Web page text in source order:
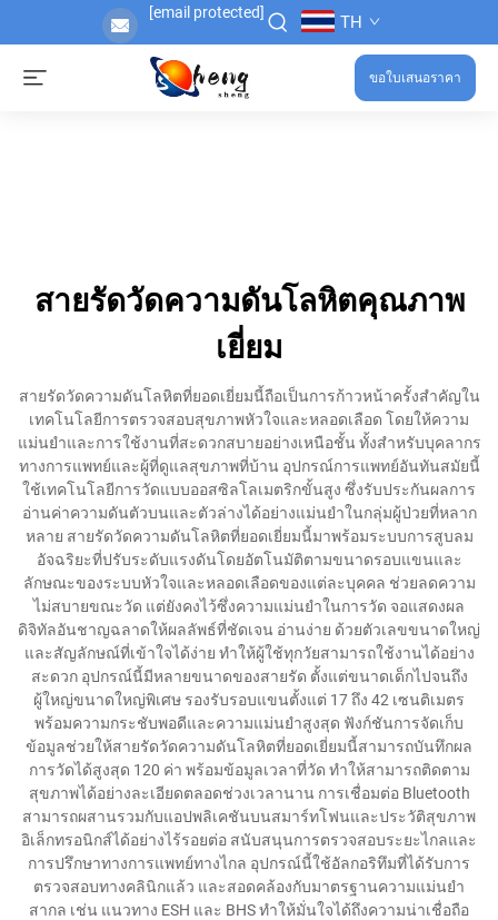
[email protected] TH
ขอใบเสนอราคา
สายรัดวัดความดันโลหิตคุณภาพ
เยี่ยม
สายรัดวัดความดันโลหิตที่ยอดเยี่ยมนี้ถือเป็นการก้าวหน้าครั้งสำคัญใน
เทคโนโลยีการตรวจสอบสุขภาพหัวใจและหลอดเลือด โดยให้ความ
แม่นยำและการใช้งานที่สะดวกสบายอย่างเหนือชั้น ทั้งสำหรับบุคลากร
ทางการแพทย์และผู้ที่ดูแลสุขภาพที่บ้าน อุปกรณ์การแพทย์อันทันสมัยนี้
ใช้เทคโนโลยีการวัดแบบออสซิลโลเมตริกขั้นสูง ซึ่งรับประกันผลการ
อ่านค่าความดันตัวบนและตัวล่างได้อย่างแม่นยำในกลุ่มผู้ป่วยที่หลาก
หลาย สายรัดวัดความดันโลหิตที่ยอดเยี่ยมนี้มาพร้อมระบบการสูบลม
อัจฉริยะที่ปรับระดับแรงดันโดยอัตโนมัติตามขนาดรอบแขนและ
ลักษณะของระบบหัวใจและหลอดเลือดของแต่ละบุคคล ช่วยลดความ
ไม่สบายขณะวัด แต่ยังคงไว้ซึ่งความแม่นยำในการวัด จอแสดงผล
ดิจิทัลอันชาญฉลาดให้ผลลัพธ์ที่ชัดเจน อ่านง่าย ด้วยตัวเลขขนาดใหญ่
และสัญลักษณ์ที่เข้าใจได้ง่าย ทำให้ผู้ใช้ทุกวัยสามารถใช้งานได้อย่าง
สะดวก อุปกรณ์นี้มีหลายขนาดของสายรัด ตั้งแต่ขนาดเด็กไปจนถึง
ผู้ใหญ่ขนาดใหญ่พิเศษ รองรับรอบแขนตั้งแต่ 17 ถึง 42 เซนติเมตร
พร้อมความกระชับพอดีและความแม่นยำสูงสุด ฟังก์ชันการจัดเก็บ
ข้อมูลช่วยให้สายรัดวัดความดันโลหิตที่ยอดเยี่ยมนี้สามารถบันทึกผล
การวัดได้สูงสุด 120 ค่า พร้อมข้อมูลเวลาที่วัด ทำให้สามารถติดตาม
สุขภาพได้อย่างละเอียดตลอดช่วงเวลานาน การเชื่อมต่อ Bluetooth
สามารถผสานรวมกับแอปพลิเคชันบนสมาร์ทโฟนและประวัติสุขภาพ
อิเล็กทรอนิกส์ได้อย่างไร้รอยต่อ สนับสนุนการตรวจสอบระยะไกลและ
การปรึกษาทางการแพทย์ทางไกล อุปกรณ์นี้ใช้อัลกอริทึมที่ได้รับการ
ตรวจสอบทางคลินิกแล้ว และสอดคล้องกับมาตรฐานความแม่นยำ
สากล เช่น แนวทาง ESH และ BHS ทำให้มั่นใจได้ถึงความน่าเชื่อถือ